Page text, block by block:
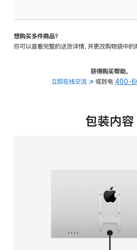
转
的
想购买多件商品？
你可以查看完整的送货详情，并更改购物袋中的
获得购买帮助，
立即在线交流 (在
中
或致电 400-
包装内容